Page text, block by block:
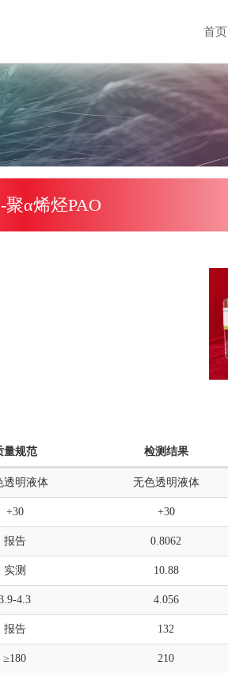
首页
聚α烯烃PAO
量规范 检测结果
透明液体 无色透明液体
+30 +30
报告 0.8062
实测 10.88
4.3 4.056
报告 132
≥180 210